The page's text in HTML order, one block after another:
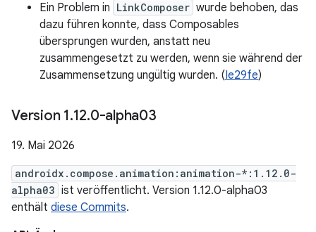
Ein Problem in LinkComposer wurde behoben, das
dazu führen konnte, dass Composables
übersprungen wurden, anstatt neu
zusammengesetzt zu werden, wenn sie während der
Zusammensetzung ungültig wurden. (Ie29fe)
Version 1.12.0-alpha03
19. Mai 2026
androidx.compose.animation:animation-*:1.12.0-
alpha03 ist veröffentlicht. Version 1.12.0-alpha03
enthält diese Commits.